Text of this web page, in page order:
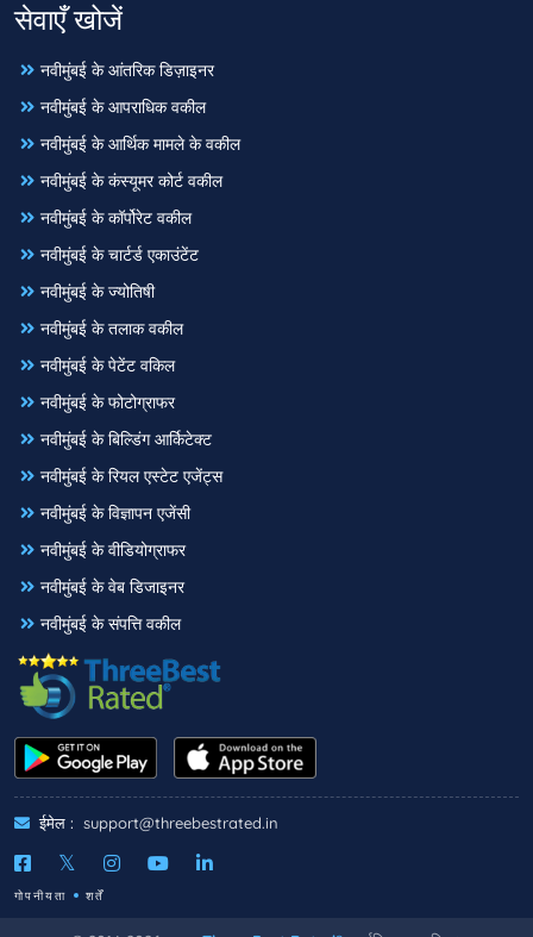
सेवाएँ खोजें
नवीमुंबई के आंतरिक डिज़ाइनर
नवीमुंबई के आपराधिक वकील
नवीमुंबई के आर्थिक मामले के वकील
नवीमुंबई के कंस्यूमर कोर्ट वकील
नवीमुंबई के कॉर्पोरेट वकील
नवीमुंबई के चार्टर्ड एकाउंटेंट
नवीमुंबई के ज्योतिषी
नवीमुंबई के तलाक वकील
नवीमुंबई के पेटेंट वकिल
नवीमुंबई के फोटोग्राफर
नवीमुंबई के बिल्डिंग आर्किटेक्ट
नवीमुंबई के रियल एस्टेट एजेंट्स
नवीमुंबई के विज्ञापन एजेंसी
नवीमुंबई के वीडियोग्राफर
नवीमुंबई के वेब डिजाइनर
नवीमुंबई के संपत्ति वकील
ईमेल : support@threebestrated.in
गोपनीयता शर्तें